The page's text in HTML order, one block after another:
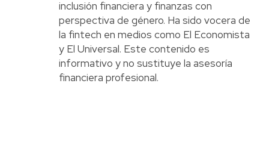
inclusión financiera y finanzas con
perspectiva de género. Ha sido vocera de
la fintech en medios como El Economista
y El Universal. Este contenido es
informativo y no sustituye la asesoría
financiera profesional.